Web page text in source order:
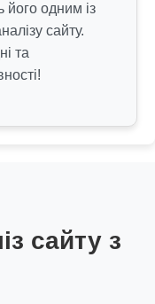
його одним із
сайту.
та
сайту з